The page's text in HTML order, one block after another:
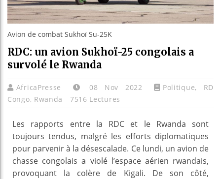
Avion de combat Sukhoï Su-25K
RDC: un avion Sukhoï-25 congolais a
survolé le Rwanda
AfricaPresse 08 Nov 2022 Politique, RD
Congo, Rwanda 7516 Lectures
Les rapports entre la RDC et le Rwanda sont
toujours tendus, malgré les efforts diplomatiques
pour parvenir à la désescalade. Ce lundi, un avion de
chasse congolais a violé l’espace aérien rwandais,
provoquant la colère de Kigali. De son côté,